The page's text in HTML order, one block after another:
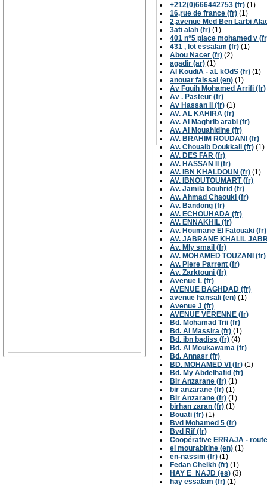
+212(0)666442753 (fr) (1)
16,rue de france (fr) (1)
2,avenue Med Ben Larbi
3ati alah (fr) (1)
401 n°5 place mohamed v
431 , lot essalam (fr) (1)
Abou Nacer (fr) (2)
agadir (ar) (1)
Al KoudiA - aL kOdS (fr) (1)
anouar faissal (en) (1)
Av Fquih Mohamed Arrifi (fr)
Av . Pasteur (fr)
Av Hassan II (fr) (1)
AV. AL KAHIRA (fr)
Av. Al Maghrib arabi (fr)
Av. Al Mouahidine (fr)
AV. BRAHIM ROUDANI (fr)
Av. Chouaib Doukkali (fr) (1)
AV. DES FAR (fr)
AV. HASSAN II (fr)
AV. IBN KHALDOUN (fr) (1)
AV. IBNOUTOUMART (fr)
Av. Jamila bouhrid (fr)
Av. Ahmad Chaouki (fr)
Av. Bandong (fr)
AV. ECHOUHADA (fr)
AV. ENNAKHIL (fr)
Av. Houmane El Fatouaki (fr)
AV. JABRANE KHALIL
Av. Mly smail (fr)
AV. MOHAMED TOUZANI (fr)
Av. Piere Parrent (fr)
Av. Zarktouni (fr)
Avenue L (fr)
AVENUE BAGHDAD (fr)
avenue hansali (en) (1)
Avenue J (fr)
AVENUE VERENNE (fr)
Bd. Mohamad Trii (fr)
Bd. Al Massira (fr) (1)
Bd. ibn badiss (fr) (4)
Bd. Al Moukawama (fr)
Bd. Annasr (fr)
BD. MOHAMED VI (fr) (1)
Bd. My Abdelhafid (fr)
Bir Anzarane (fr) (1)
bir anzarane (fr) (1)
Bir Anzarane (fr) (1)
birhan zaran (fr) (1)
Bouati (fr) (1)
Bvd Mohamed 5 (fr)
Bvd Rif (fr)
Coopérative ERRAJA -
el mourabitine (en) (1)
en-nassim (fr) (1)
Fedan Cheikh (fr) (1)
HAY E_NAJD (es) (3)
hay essalam (fr) (1)